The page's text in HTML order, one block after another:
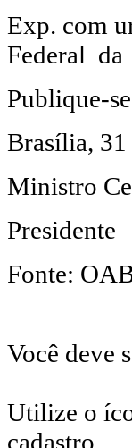
Exp. com
Federal da
Publique-
Brasília, 31
Ministro
Presidente
Fonte:
Você deve
Utilize o
cadastro.